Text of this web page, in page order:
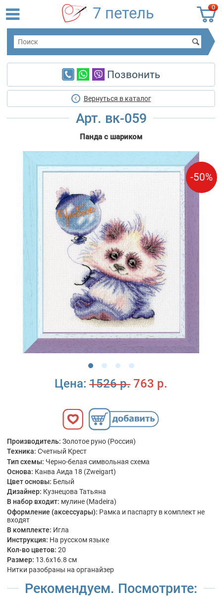
0
7 петель
Позвонить
Вернуться в каталог
Арт. вк-059
Панда с шариком
-50%
Цена: 1526 р. 763 р.
Производитель: Золотое руно (Россия)
Техника: Счетный Крест
Тип схемы: Черно-белая символьная схема
Основа: Канва Аида 18 (Zweigart)
Цвет основы: Белый
Дизайнер: Кузнецова Татьяна
В набор входит: мулине (Madeira)
Оформление (аксессуары): Рамка и паспарту в комплект не
входят
В комплекте: Игла
Инструкция: На русском языке
Кол-во цветов: 20
Размер: 13.6x16.8 см
Нитки разобраны на органайзер
Рекомендуем. Посмотрите: